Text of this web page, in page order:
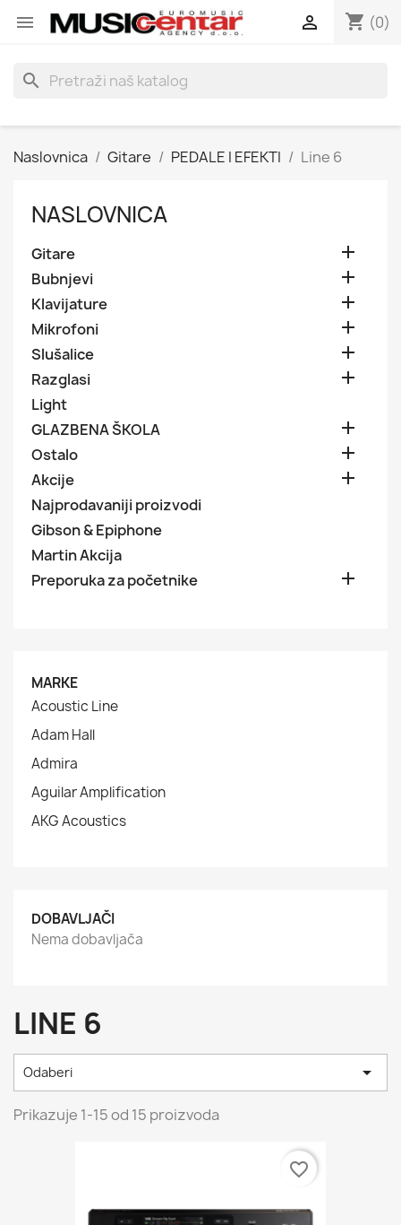
 shopping_cart (0)

search
Naslovnica Gitare PEDALE I EFEKTI Line 6
NASLOVNICA
Gitare 
Bubnjevi 
Klavijature 
Mikrofoni 
Slušalice 
Razglasi 
Light
GLAZBENA ŠKOLA

Ostalo 
Akcije 
Najprodavaniji proizvodi
Gibson & Epiphone
Martin Akcija
Preporuka za početnike

MARKE
Acoustic Line
Adam Hall
Admira
Aguilar Amplification
AKG Acoustics
DOBAVLJAČI
Nema dobavljača
LINE 6
Odaberi 
Prikazuje 1-15 od 15 proizvoda
favorite_border